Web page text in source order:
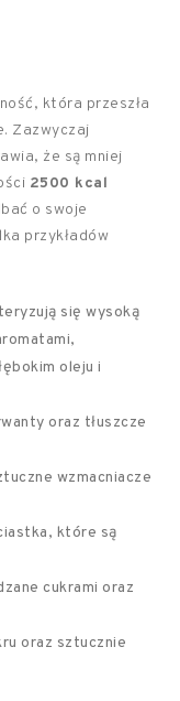
która przeszła
Zazwyczaj
że są mniej
2500 kcal
o swoje
przykładów
się wysoką
oleju i
oraz tłuszcze
wzmacniacze
które są
cukrami oraz
oraz sztucznie